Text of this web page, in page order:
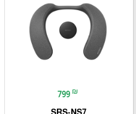
799 ₪